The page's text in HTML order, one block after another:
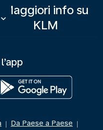
Maggiori info su
KLM
keyboard_arrow_down
| Da Paese a Paese |